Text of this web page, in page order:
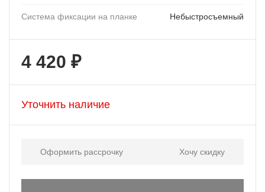
Система фиксации на планке Небыстросъемный
4 420 ₽
Уточнить наличие
Оформить рассрочку Хочу скидку